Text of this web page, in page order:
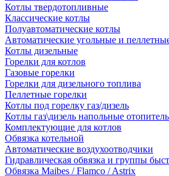
Котлы твердотопливные
Классические котлы
Полуавтоматические котлы
Автоматические угольные и
Котлы дизельные
Горелки для котлов
Газовые горелки
Горелки для дизельного топлива
Пеллетные горелки
Котлы под горелку газ/дизель
Котлы газ\дизель напольные
Комплектующие для котлов
Обвязка котельной
Автоматические воздухоотводчики
Гидравлическая обвязка и группы
Обвязка Maibes / Flamco / Astrix